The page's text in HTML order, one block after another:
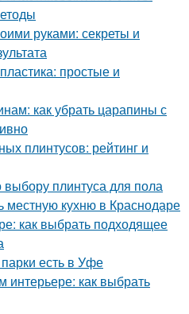
руками: секреты и
простые и
как убрать царапины с
плинтусов: рейтинг и
плинтуса для пола
местную кухню в Краснодаре
как выбрать подходящее
есть в Уфе
как выбрать